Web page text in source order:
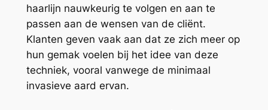
haarlijn nauwkeurig te volgen en aan te
passen aan de wensen van de cliënt.
Klanten geven vaak aan dat ze zich meer op
hun gemak voelen bij het idee van deze
techniek, vooral vanwege de minimaal
invasieve aard ervan.